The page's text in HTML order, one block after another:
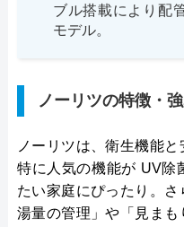
ブル搭載により配
モデル。
ノーリツの特徴・
ノーリツは、衛生機能と
特に人気の機能が UV除
たい家庭にぴったり。
湯量の管理」や「見ま